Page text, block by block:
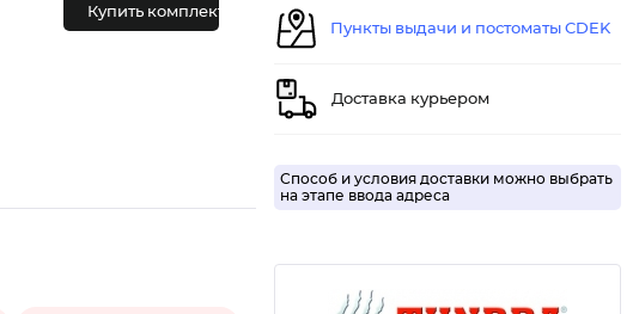
Купить комплект
Пункты выдачи и постоматы CDEK
Доставка курьером
Способ и условия доставки можно выбрать
на этапе ввода адреса